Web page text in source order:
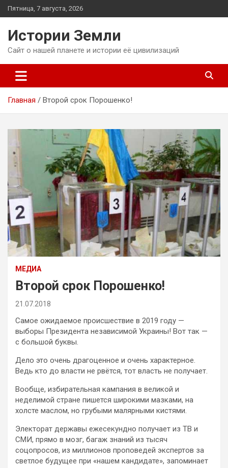
Перейти
к
Пятница, 7 августа, 2026
Истории Земли
Сайт о нашей планете и истории её цивилизаций
Главная Второй срок Порошенко!
МЕДИА
Второй срок Порошенко!
21.07.2018
Самое ожидаемое происшествие в 2019 году —
выборы Президента независимой Украины! Вот так —
с большой буквы.
Дело это очень драгоценное и очень характерное.
Ведь кто до власти не рвётся, тот власть не получает.
Вообще, избирательная кампания в великой и
неделимой стране пишется широкими мазками, на
холсте маслом, но грубыми малярными кистями.
Электорат державы ежесекундно получает из ТВ и
СМИ, прямо в мозг, багаж знаний из тысяч
соцопросов, из миллионов проповедей экспертов за
светлое будущее при «нашем кандидате», запоминает